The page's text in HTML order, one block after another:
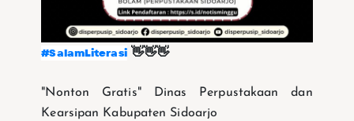
#SalamLiterasi👋👋👋
"Nonton Gratis" Dinas Perpustakaan dan
Kearsipan Kabupaten Sidoarjo